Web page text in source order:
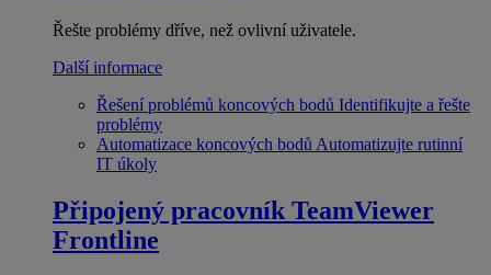
Řešte problémy dříve, než ovlivní uživatele.
Další informace
Řešení problémů koncových bodů Identifikujte a řešte
problémy
Automatizace koncových bodů Automatizujte rutinní
IT úkoly
Připojený pracovník TeamViewer
Frontline